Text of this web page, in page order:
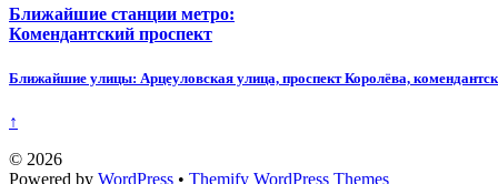
Ближайшие станции метро:
Комендантский проспект
Ближайшие улицы: Арцеуловская улица, проспект Королёва,
↑
© 2026
Powered by WordPress • Themify WordPress Themes